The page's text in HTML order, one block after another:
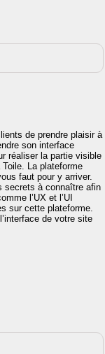
de prendre plaisir à
son interface
réaliser la partie visible
La plateforme
faut pour y arriver.
secrets à connaître afin
l’UX et l’UI
sur cette plateforme.
de votre site